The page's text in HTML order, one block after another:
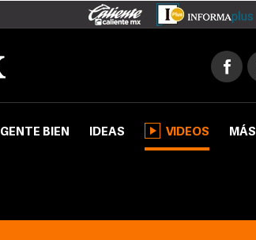
GENTE BIEN IDEAS VIDEOS MÁS